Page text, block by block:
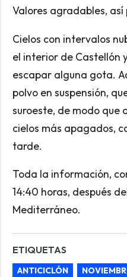
Valores agradables, así
Cielos con intervalos
el interior de Castellón
escapar alguna gota.
polvo en suspensión,
suroeste, de modo que
cielos más apagados,
tarde.
Toda la información,
14:40 horas, después
Mediterráneo.
ETIQUETAS
ANTICICLÓN